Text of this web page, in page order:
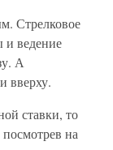
Стрелковое
и ведение
А
вверху.
ставки, то
на